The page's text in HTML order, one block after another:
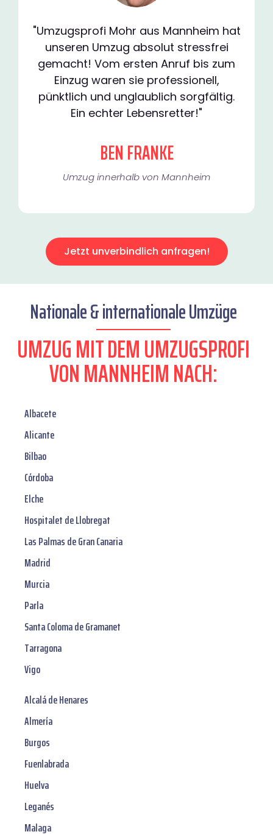
"Umzugsprofi Mohr aus Mannheim hat
unseren Umzug absolut stressfrei
gemacht! Vom ersten Anruf bis zum
Einzug waren sie professionell,
pünktlich und unglaublich sorgfältig.
Ein echter Lebensretter!"
BEN FRANKE
Umzug innerhalb von Mannheim​
Jetzt unverbindlich anfragen!
Nationale & internationale Umzüge
UMZUG MIT DEM UMZUGSPROFI
VON MANNHEIM NACH:
Albacete
Alicante
Bilbao
Córdoba
Elche
Hospitalet de Llobregat
Las Palmas de Gran Canaria
Madrid
Murcia
Parla
Santa Coloma de Gramanet
Tarragona
Vigo
Alcalá de Henares
Almería
Burgos
Fuenlabrada
Huelva
Leganés
Malaga